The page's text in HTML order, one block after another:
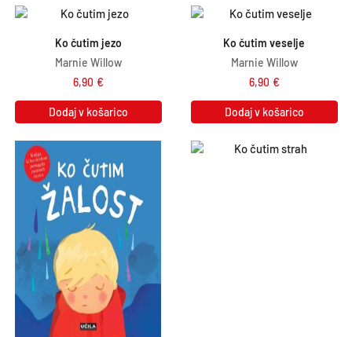
Ko čutim jezo
Marnie Willow
6,90 €
Dodaj v košarico
Ko čutim veselje
Marnie Willow
6,90 €
Dodaj v košarico